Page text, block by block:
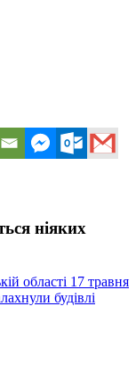
ніяких
області 17 травня
будівлі